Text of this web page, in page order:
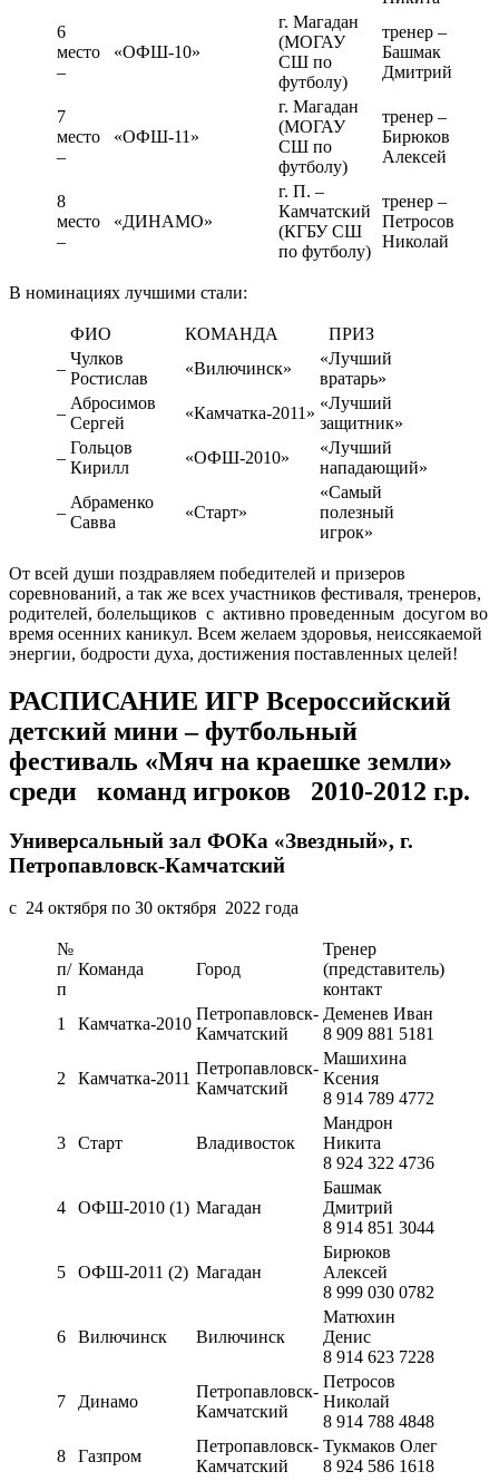
6
место
–
«ОФШ-10»
г. Магадан
(МОГАУ
СШ по
футболу)
тренер –
Башмак
Дмитрий
7
место
–
«ОФШ-11»
г. Магадан
(МОГАУ
СШ по
футболу)
тренер –
Бирюков
Алексей
8
место
–
«ДИНАМО»
г. П. –
Камчатский
(КГБУ СШ
по футболу)
тренер –
Петросов
Николай
В номинациях лучшими стали:
ФИО КОМАНДА
ПРИЗ
–
Чулков
Ростислав
«Вилючинск»
«Лучший
вратарь»
–
Абросимов
Сергей
«Камчатка-2011»
«Лучший
защитник»
–
Гольцов
Кирилл
«ОФШ-2010»
«Лучший
нападающий»
–
Абраменко
Савва
«Старт»
«Самый
полезный
игрок»
От всей души поздравляем победителей и призеров
соревнований, а так же всех участников фестиваля, тренеров,
родителей, болельщиков с активно проведенным досугом во
время осенних каникул. Всем желаем здоровья, неиссякаемой
энергии, бодрости духа, достижения поставленных целей!
РАСПИСАНИЕ ИГР Всероссийский
детский мини – футбольный
фестиваль «Мяч на краешке земли»
среди команд игроков 2010-2012 г.р.
Универсальный зал ФОКа «Звездный», г.
Петропавловск-Камчатский
с 24 октября по 30 октября 2022 года
№
п/
п
Команда Город
Тренер
(представитель)
контакт
1
Камчатка-2010
Петропавловск-
Камчатский
Деменев Иван
8 909 881 5181
2 Камчатка-2011
Петропавловск-
Камчатский
Машихина
Ксения
8 914 789 4772
3 Старт Владивосток
Мандрон
Никита
8 924 322 4736
4 ОФШ-2010 (1) Магадан
Башмак
Дмитрий
8 914 851 3044
5 ОФШ-2011 (2) Магадан
Бирюков
Алексей
8 999 030 0782
6 Вилючинск Вилючинск
Матюхин
Денис
8 914 623 7228
7 Динамо
Петропавловск-
Камчатский
Петросов
Николай
8 914 788 4848
8
Газпром
Петропавловск-
Камчатский
Тукмаков Олег
8 924 586 1618